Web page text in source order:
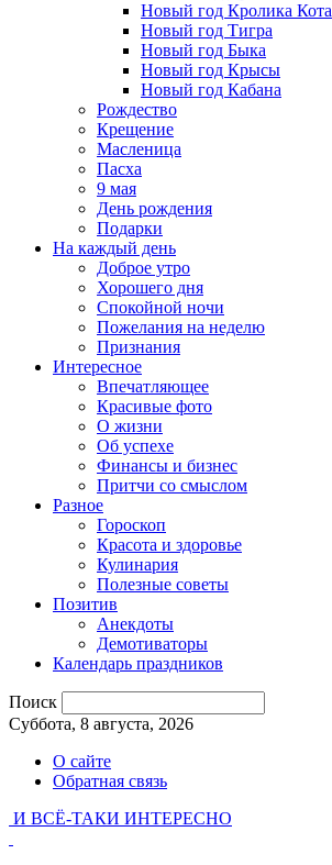
Новый год Кролика Кота
Новый год Тигра
Новый год Быка
Новый год Крысы
Новый год Кабана
Рождество
Крещение
Масленица
Пасха
9 мая
День рождения
Подарки
На каждый день
Доброе утро
Хорошего дня
Спокойной ночи
Пожелания на неделю
Признания
Интересное
Впечатляющее
Красивые фото
О жизни
Об успехе
Финансы и бизнес
Притчи со смыслом
Разное
Гороскоп
Красота и здоровье
Кулинария
Полезные советы
Позитив
Анекдоты
Демотиваторы
Календарь праздников
Поиск
Суббота, 8 августа, 2026
О сайте
Обратная связь
И ВСЁ-ТАКИ ИНТЕРЕСНО